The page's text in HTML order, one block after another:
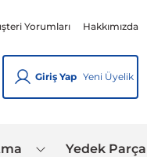
Yorumları Hakkımızda
Giriş Yap Yeni Üyelik
Yedek